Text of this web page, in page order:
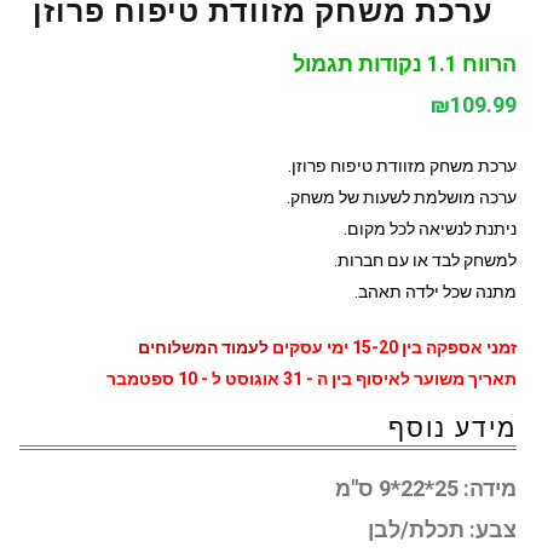
ערכת משחק מזוודת טיפוח פרוזן
הרווח 1.1 נקודות תגמול
₪109.99
ערכת משחק מזוודת טיפוח פרוזן.
ערכה מושלמת לשעות של משחק.
ניתנת לנשיאה לכל מקום.
למשחק לבד או עם חברות.
מתנה שכל ילדה תאהב.
זמני אספקה בין 15-20 ימי עסקים
לעמוד המשלוחים
תאריך משוער לאיסוף בין ה - 31 אוגוסט ל - 10 ספטמבר
מידע נוסף
מידה: 25*22*9 ס"מ
צבע: תכלת/לבן